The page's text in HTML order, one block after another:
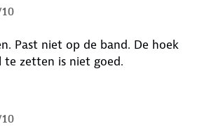
10
Past niet op de band. De hoek
zetten is niet goed.
10